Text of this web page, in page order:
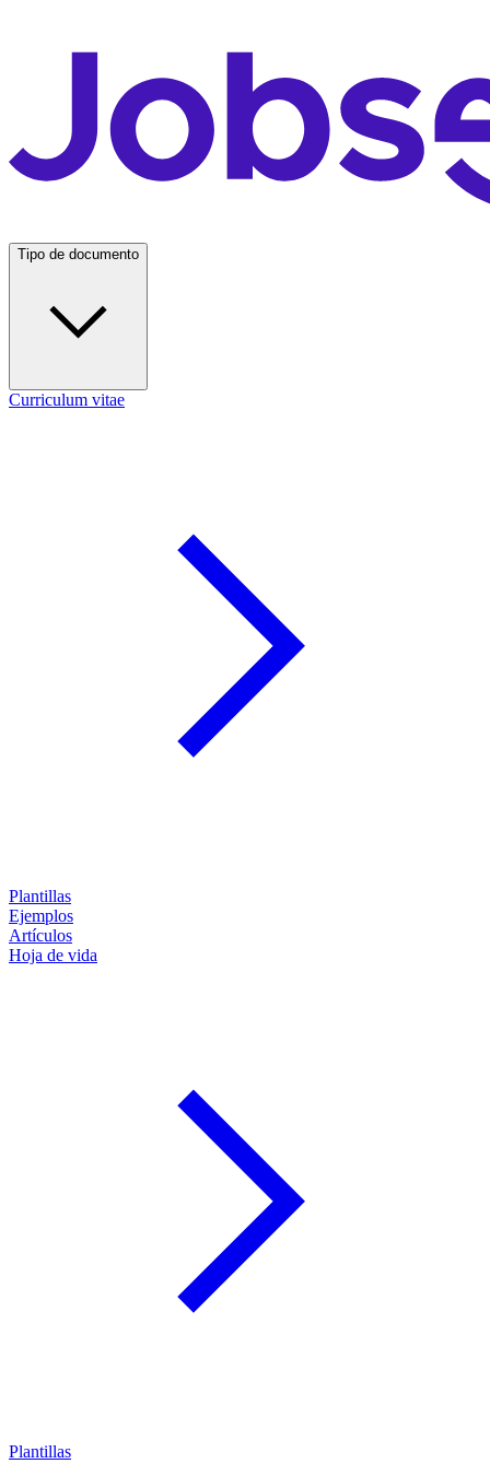
Tipo de documento
Curriculum vitae
Plantillas
Ejemplos
Artículos
Hoja de vida
Plantillas